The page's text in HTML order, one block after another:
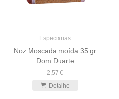
Especiarias
Noz Moscada moída 35 gr
Dom Duarte
2,57 €
Detalhe